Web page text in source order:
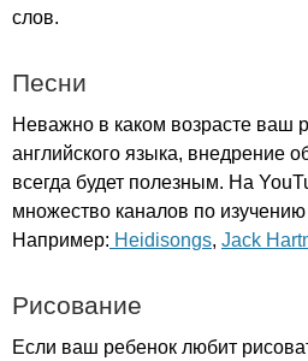
слов.
Песни
Неважно в каком возрасте ваш
английского языка, внедрение
всегда будет полезным. На
множество каналов по изучению
Например: Heidisongs, Jack
Рисование
Если ваш ребенок любит